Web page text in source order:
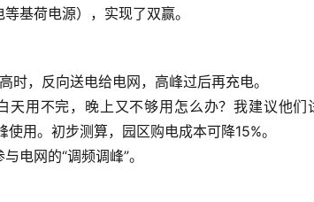
基荷电源），实现了双赢。
时，反向送电给电网，高峰过后再充电。
天用不完，晚上又不够用怎么办？我建议他们
使用。初步测算，园区购电成本可降15%。
电网的“调频调峰”。